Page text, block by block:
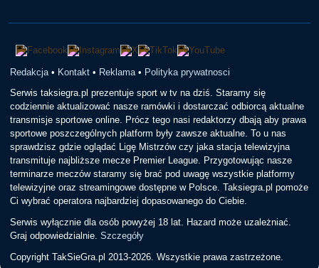
Redakcja • Kontakt • Reklama • Polityka prywatnosci
Serwis taksiegra.pl prezentuje sport w tv na dziś. Staramy się
codziennie aktualizować nasze ramówki i dostarczać odbiorcą aktualne
transmisje sportowe online. Prócz tego nasi redaktorzy dbają aby prawa
sportowe poszczególnych platform były zawsze aktualne. To u nas
sprawdzisz gdzie oglądać Ligę Mistrzów czy jaka stacja telewizyjna
transmituje najbliższe mecze Premier League. Przygotowując nasze
terminarze meczów staramy się brać pod uwagę wszystkie platformy
telewizyjne oraz streamingowe dostępne w Polsce. Taksiegra.pl pomoże
Ci wybrać operatora najbardziej dopasowanego do Ciebie.
Serwis wyłącznie dla osób powyżej 18 lat. Hazard może uzależniać.
Graj odpowiedzialnie.Szczegóły
Copyright TakSieGra.pl 2013-2026. Wszystkie prawa zastrzeżone.